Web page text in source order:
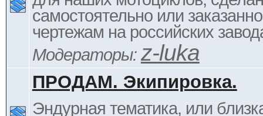
самостоятельно или
чертежам на российских
Модераторы: z-luka
ПРОДАМ. Экипировка.
Эндурная тематика, или